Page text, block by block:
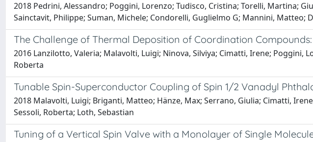
2018 Pedrini, Alessandro; Poggini, Lorenzo; Tudisco, Cristina; Torelli, Martina;
Sainctavit, Philippe; Suman, Michele; Condorelli, Guglielmo G; Mannini, Matteo;
The Challenge of Thermal Deposition of Coordination
2016 Lanzilotto, Valeria; Malavolti, Luigi; Ninova, Silviya; Cimatti, Irene;
Roberta
Tunable Spin-Superconductor Coupling of Spin 1/2 Vanadyl
2018 Malavolti, Luigi; Briganti, Matteo; Hänze, Max; Serrano, Giulia; Cimatti,
Sessoli, Roberta; Loth, Sebastian
Tuning of a Vertical Spin Valve with a Monolayer of Single